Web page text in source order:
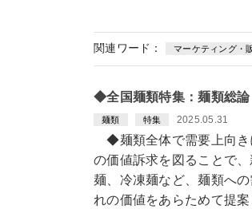
関連ワード： マーケティング・
◆全国麺類特集：麺類総
麺類 特集 2025.05.31
◆麺類全体で需要上向
の価値訴求を図ることで
麺、冷凍麺など、麺類へ
れの価値をあらためて提